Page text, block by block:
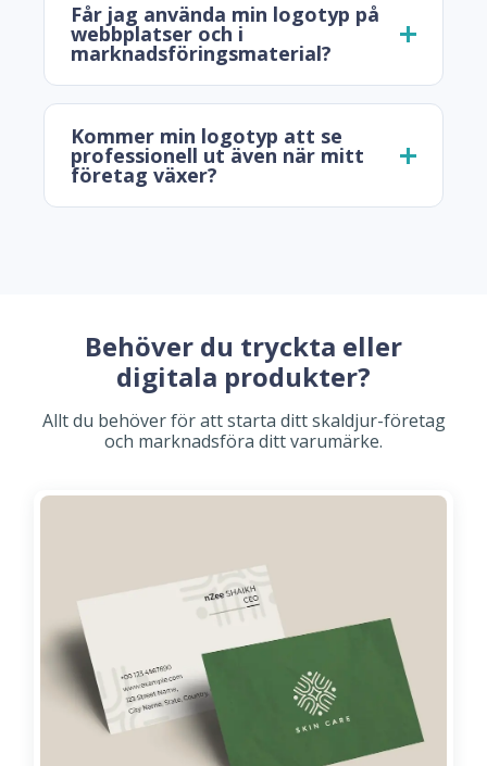
Får jag använda min logotyp på
webbplatser och i
marknadsföringsmaterial?
Kommer min logotyp att se
professionell ut även när mitt
företag växer?
Behöver du tryckta eller
digitala produkter?
Allt du behöver för att starta ditt skaldjur-företag
och marknadsföra ditt varumärke.